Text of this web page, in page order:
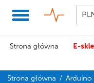
Strona główna E-
Strona główna / Arduino